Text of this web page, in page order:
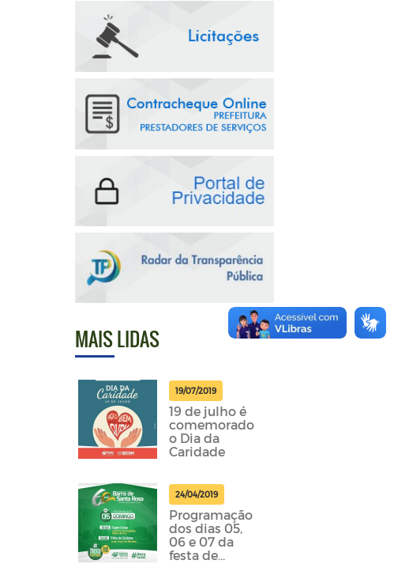
MAIS LIDAS
19/07/2019
19 de julho é
comemorado
o Dia da
Caridade
24/04/2019
Programação
dos dias 05,
06 e 07 da
festa de